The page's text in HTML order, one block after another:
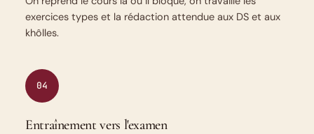
exercices types et la rédaction attendue aux DS et aux
khôlles.
04
Entraînement vers l'examen